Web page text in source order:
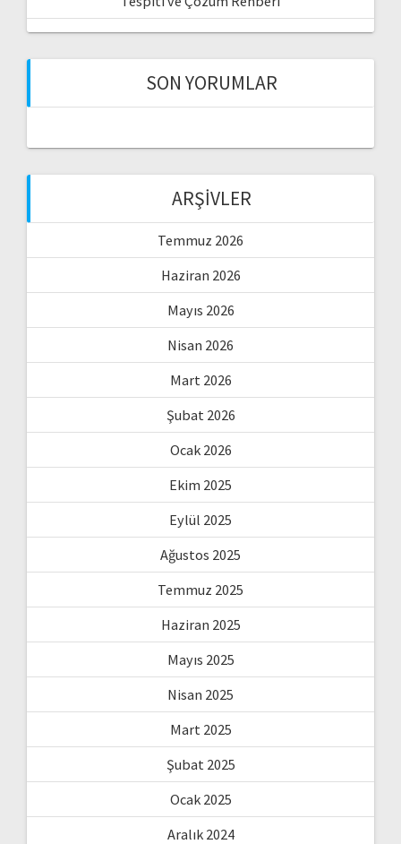
SON YORUMLAR
ARŞIVLER
Temmuz 2026
Haziran 2026
Mayıs 2026
Nisan 2026
Mart 2026
Şubat 2026
Ocak 2026
Ekim 2025
Eylül 2025
Ağustos 2025
Temmuz 2025
Haziran 2025
Mayıs 2025
Nisan 2025
Mart 2025
Şubat 2025
Ocak 2025
Aralık 2024